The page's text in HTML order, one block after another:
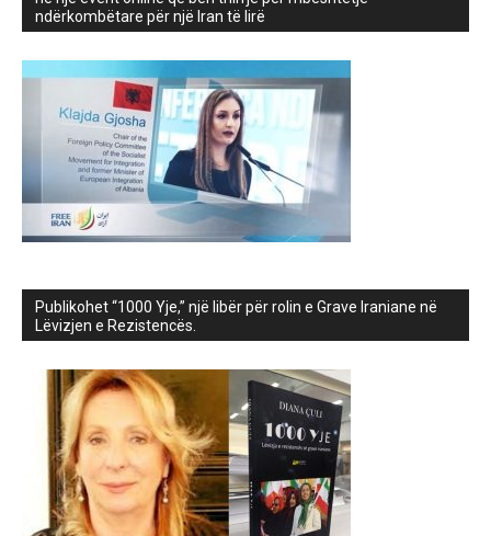
ndërkombëtare për një Iran të lirë
Publikohet “1000 Yje,” një libër për rolin e Grave Iraniane në
Lëvizjen e Rezistencës.